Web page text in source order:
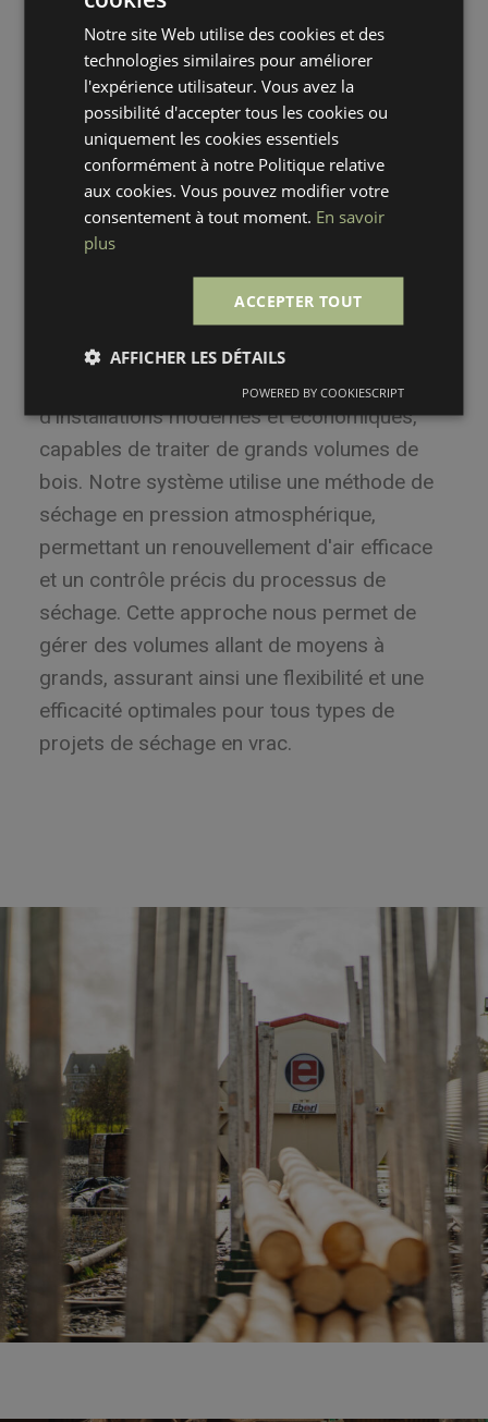
répondre aux besoins spécifiques de nos
clients en matière de séchage en palettes,
avec des capacités adaptées à des volumes
variés.
Séchage en vrac
Pour le séchage en vrac, nous disposons
d'installations modernes et économiques,
capables de traiter de grands volumes de
bois. Notre système utilise une méthode de
séchage en pression atmosphérique,
permettant un renouvellement d'air efficace
et un contrôle précis du processus de
séchage. Cette approche nous permet de
gérer des volumes allant de moyens à
grands, assurant ainsi une flexibilité et une
efficacité optimales pour tous types de
projets de séchage en vrac.
Notre site Web utilise des cookies et des
technologies similaires pour améliorer
l'expérience utilisateur. Vous avez la
possibilité d'accepter tous les cookies ou
uniquement les cookies essentiels
conformément à notre Politique relative
aux cookies. Vous pouvez modifier votre
consentement à tout moment. En savoir
plus
ACCEPTER TOUT
AFFICHER LES DÉTAILS
POWERED BY COOKIESCRIPT